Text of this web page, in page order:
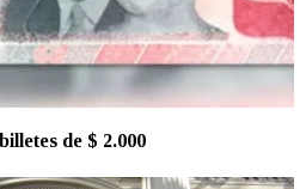
de $ 2.000